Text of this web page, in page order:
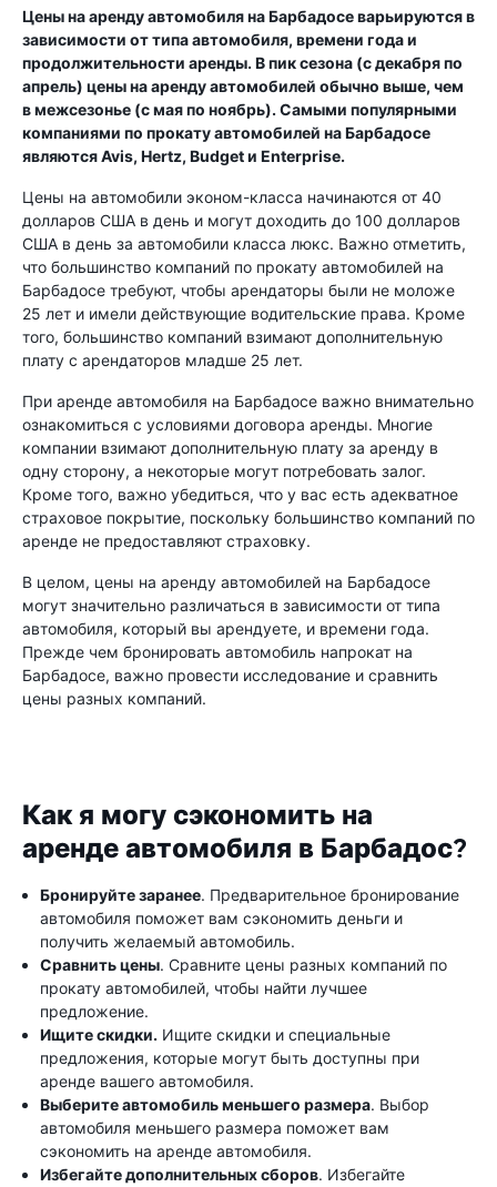
Цены на аренду автомобиля на Барбадосе варьируются в
зависимости от типа автомобиля, времени года и
продолжительности аренды. В пик сезона (с декабря по
апрель) цены на аренду автомобилей обычно выше, чем
в межсезонье (с мая по ноябрь). Самыми популярными
компаниями по прокату автомобилей на Барбадосе
являются Avis, Hertz, Budget и Enterprise.
Цены на автомобили эконом-класса начинаются от 40
долларов США в день и могут доходить до 100 долларов
США в день за автомобили класса люкс. Важно отметить,
что большинство компаний по прокату автомобилей на
Барбадосе требуют, чтобы арендаторы были не моложе
25 лет и имели действующие водительские права. Кроме
того, большинство компаний взимают дополнительную
плату с арендаторов младше 25 лет.
При аренде автомобиля на Барбадосе важно внимательно
ознакомиться с условиями договора аренды. Многие
компании взимают дополнительную плату за аренду в
одну сторону, а некоторые могут потребовать залог.
Кроме того, важно убедиться, что у вас есть адекватное
страховое покрытие, поскольку большинство компаний по
аренде не предоставляют страховку.
В целом, цены на аренду автомобилей на Барбадосе
могут значительно различаться в зависимости от типа
автомобиля, который вы арендуете, и времени года.
Прежде чем бронировать автомобиль напрокат на
Барбадосе, важно провести исследование и сравнить
цены разных компаний.
Как я могу сэкономить на
аренде автомобиля в Барбадос?
Бронируйте заранее. Предварительное бронирование
автомобиля поможет вам сэкономить деньги и
получить желаемый автомобиль.
Сравнить цены. Сравните цены разных компаний по
прокату автомобилей, чтобы найти лучшее
предложение.
Ищите скидки. Ищите скидки и специальные
предложения, которые могут быть доступны при
аренде вашего автомобиля.
Выберите автомобиль меньшего размера. Выбор
автомобиля меньшего размера поможет вам
сэкономить на аренде автомобиля.
Избегайте дополнительных сборов. Избегайте